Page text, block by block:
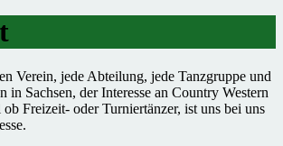
Verein, jede Abteilung, jede Tanzgruppe und
in Sachsen, der Interesse an Country Western
ob Freizeit- oder Turniertänzer, ist uns bei uns